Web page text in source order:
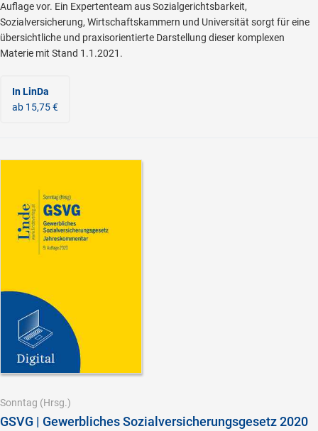
Auflage vor. Ein Expertenteam aus Sozialgerichtsbarkeit,
Sozialversicherung, Wirtschaftskammern und Universität sorgt für eine
übersichtliche und praxisorientierte Darstellung dieser komplexen
Materie mit Stand 1.1.2021.
In LinDa
ab 15,75 €
Sonntag (Hrsg.)
GSVG | Gewerbliches Sozialversicherungsgesetz 2020